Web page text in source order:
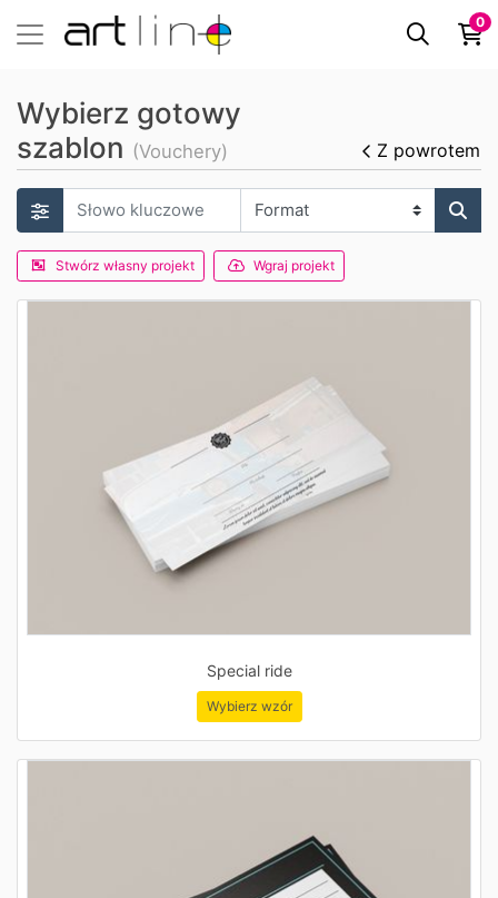
0
Wybierz gotowy
szablon (Vouchery) Z powrotem
Stwórz własny projekt Wgraj projekt
Special ride
Wybierz wzór